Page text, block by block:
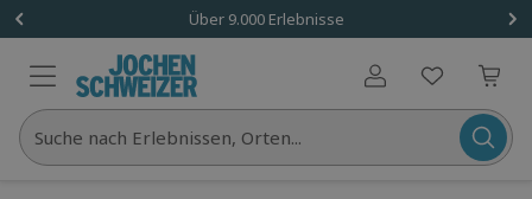
Über 9.000 Erlebnisse
Benutzerkonto
Suche nach Erlebnissen, Orten...